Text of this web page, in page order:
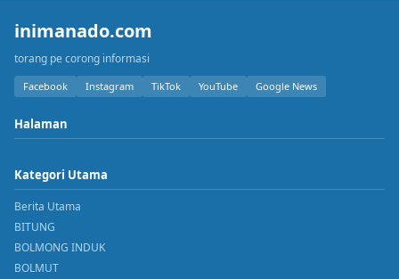
inimanado.com
torang pe corong informasi
Facebook Instagram TikTok YouTube Google News
Halaman
Kategori Utama
Berita Utama
BITUNG
BOLMONG INDUK
BOLMUT